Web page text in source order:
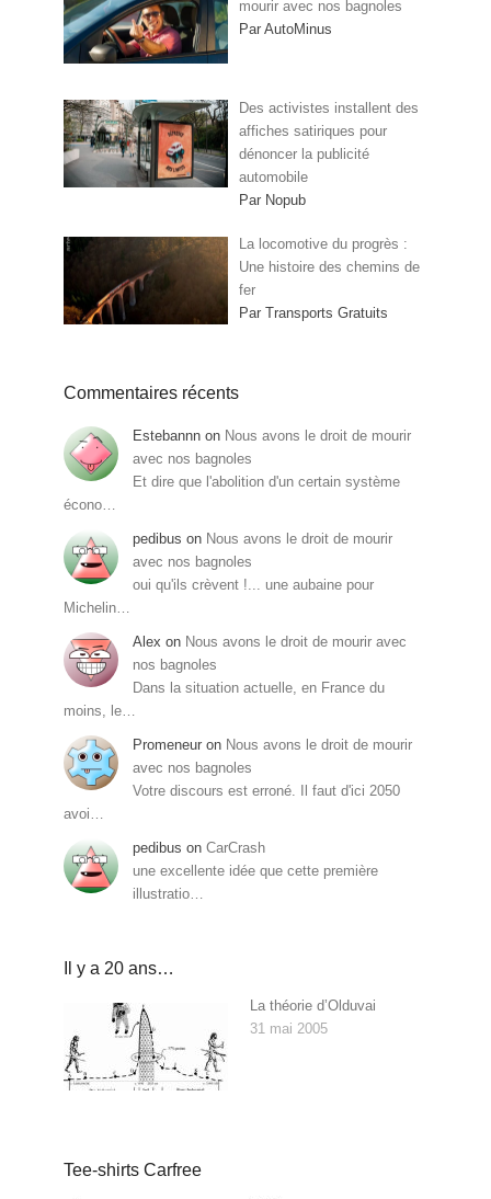
mourir avec nos bagnoles
Par AutoMinus
Des activistes installent des
affiches satiriques pour
dénoncer la publicité
automobile
Par Nopub
La locomotive du progrès :
Une histoire des chemins de
fer
Par Transports Gratuits
Commentaires récents
Estebannn on Nous avons le droit de mourir
avec nos bagnoles
Et dire que l'abolition d'un certain système
écono…
pedibus on Nous avons le droit de mourir
avec nos bagnoles
oui qu'ils crèvent !... une aubaine pour
Michelin…
Alex on Nous avons le droit de mourir avec
nos bagnoles
Dans la situation actuelle, en France du
moins, le…
Promeneur on Nous avons le droit de mourir
avec nos bagnoles
Votre discours est erroné. Il faut d'ici 2050
avoi…
pedibus on CarCrash
une excellente idée que cette première
illustratio…
Il y a 20 ans…
La théorie d’Olduvai
31 mai 2005
Tee-shirts Carfree